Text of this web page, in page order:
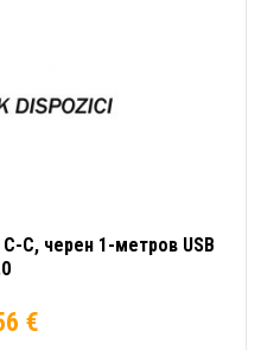
C, черен 1-метров USB
€